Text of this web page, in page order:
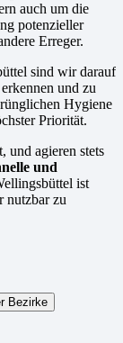
auch um die
potenzieller
Erreger.
sind wir darauf
und zu
Hygiene
Priorität.
und agieren stets
und
ist
nutzbar zu
Bezirke